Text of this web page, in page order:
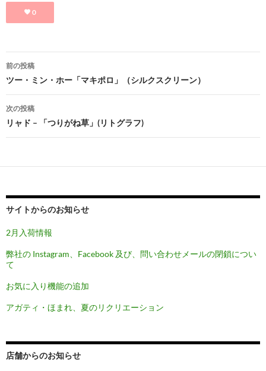
0
投
稿
ナ
ビ
ゲ
ー
ョ
ン
前の投稿
ツー・ミン・ホー「マキポロ」（シルクスクリーン）
次の投稿
リャド – 「つりがね草」(リトグラフ)
サイトからのお知らせ
2月入荷情報
弊社の Instagram、Facebook 及び、問い合わせメールの閉鎖につい
て
お気に入り機能の追加
アガティ・ほまれ、夏のリクリエーション
店舗からのお知らせ